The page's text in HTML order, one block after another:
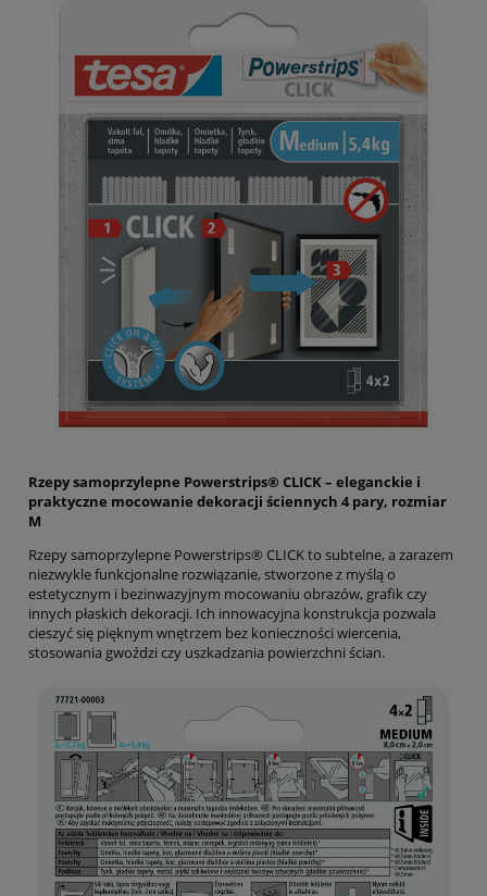
Rzepy samoprzylepne Powerstrips® CLICK – eleganckie i
praktyczne mocowanie dekoracji ściennych 4 pary, rozmiar
M
Rzepy samoprzylepne Powerstrips® CLICK to subtelne, a zarazem
niezwykle funkcjonalne rozwiązanie, stworzone z myślą o
estetycznym i bezinwazyjnym mocowaniu obrazów, grafik czy
innych płaskich dekoracji. Ich innowacyjna konstrukcja pozwala
cieszyć się pięknym wnętrzem bez konieczności wiercenia,
stosowania gwoździ czy uszkadzania powierzchni ścian.